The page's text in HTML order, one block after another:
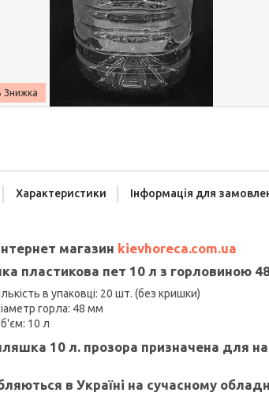
Характеристики Інформація для
магазин kievhoreca.com.ua
пластикова пет 10 л з горловиною
в упаковці: 20 шт. (без кришки)
горла: 48 мм
10 л
10 л. прозора призначена для
в Україні на сучасному